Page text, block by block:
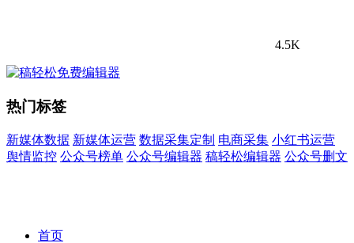
4.5K
热门标签
新媒体数据 新媒体运营 数据采集定制 电商采集 小红书运营
舆情监控 公众号榜单 公众号编辑器 稿轻松编辑器 公众号删文
首页